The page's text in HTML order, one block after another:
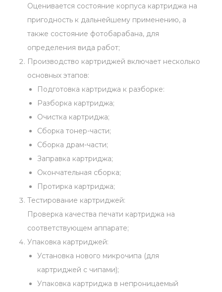
Оценивается состояние корпуса картриджа на
пригодность к дальнейшему применению, а
также состояние фотобарабана, для
определения вида работ;
Производство картриджей включает несколько
основных этапов:
Подготовка картриджа к разборке:
Разборка картриджа;
Очистка картриджа;
Сборка тонер-части;
Сборка драм-части;
Заправка картриджа;
Окончательная сборка;
Протирка картриджа;
Тестирование картриджей:
Проверка качества печати картриджа на
соответствующем аппарате;
Упаковка картриджей:
Установка нового микрочипа (для
картриджей с чипами);
Упаковка картриджа в непроницаемый